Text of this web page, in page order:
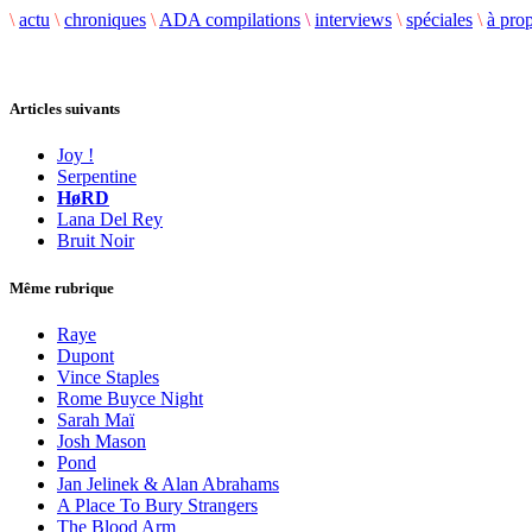
\ actu \ chroniques \ ADA compilations \ interviews \ spéciales \ à
Articles suivants
Joy !
Serpentine
HøRD
Lana Del Rey
Bruit Noir
Même rubrique
Raye
Dupont
Vince Staples
Rome Buyce Night
Sarah Maï
Josh Mason
Pond
Jan Jelinek & Alan Abrahams
A Place To Bury Strangers
The Blood Arm